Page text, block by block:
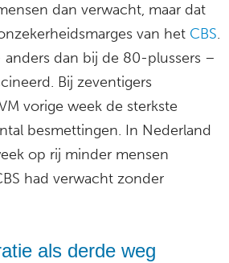
dan verwacht, maar dat
van het CBS.
dan bij de 80-plussers –
Bij zeventigers
vorige week de sterkste
besmettingen. In Nederland
op rij minder mensen
had verwacht zonder
als derde weg